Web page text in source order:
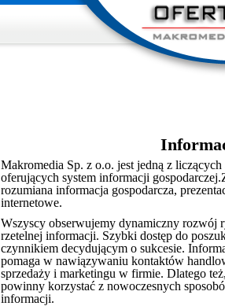
Makromedia Sp. z o.o. jest jedną z
oferujących system informacji
rozumiana informacja gospodarcza,
internetowe.
Wszyscy obserwujemy dynamiczny rozwój
rzetelnej informacji. Szybki dostęp do
czynnikiem decydującym o sukcesie.
pomaga w nawiązywaniu kontaktów
sprzedaży i marketingu w firmie. Dlatego
powinny korzystać z nowoczesnych
informacji.